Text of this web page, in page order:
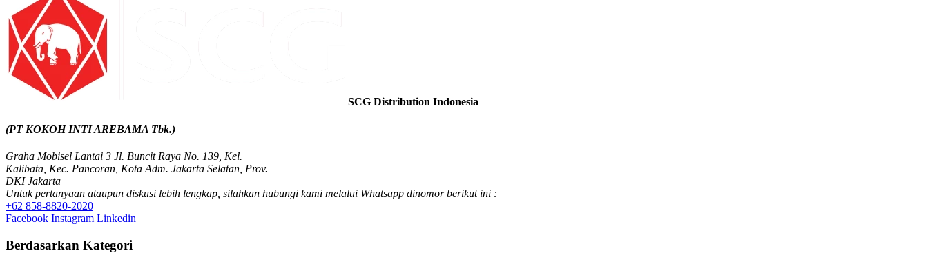
SCG Distribution Indonesia
(PT KOKOH INTI AREBAMA Tbk.)
Graha Mobisel Lantai 3 Jl. Buncit Raya No. 139, Kel.
Kalibata, Kec. Pancoran, Kota Adm. Jakarta Selatan, Prov.
DKI Jakarta
Untuk pertanyaan ataupun diskusi lebih lengkap, silahkan hubungi kami melalui Whatsapp dinomor berikut ini :
+62 858-8820-2020
Facebook Instagram Linkedin
Berdasarkan Kategori